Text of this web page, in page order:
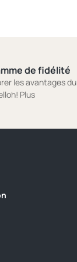
de fidélité
les avantages du
Plus